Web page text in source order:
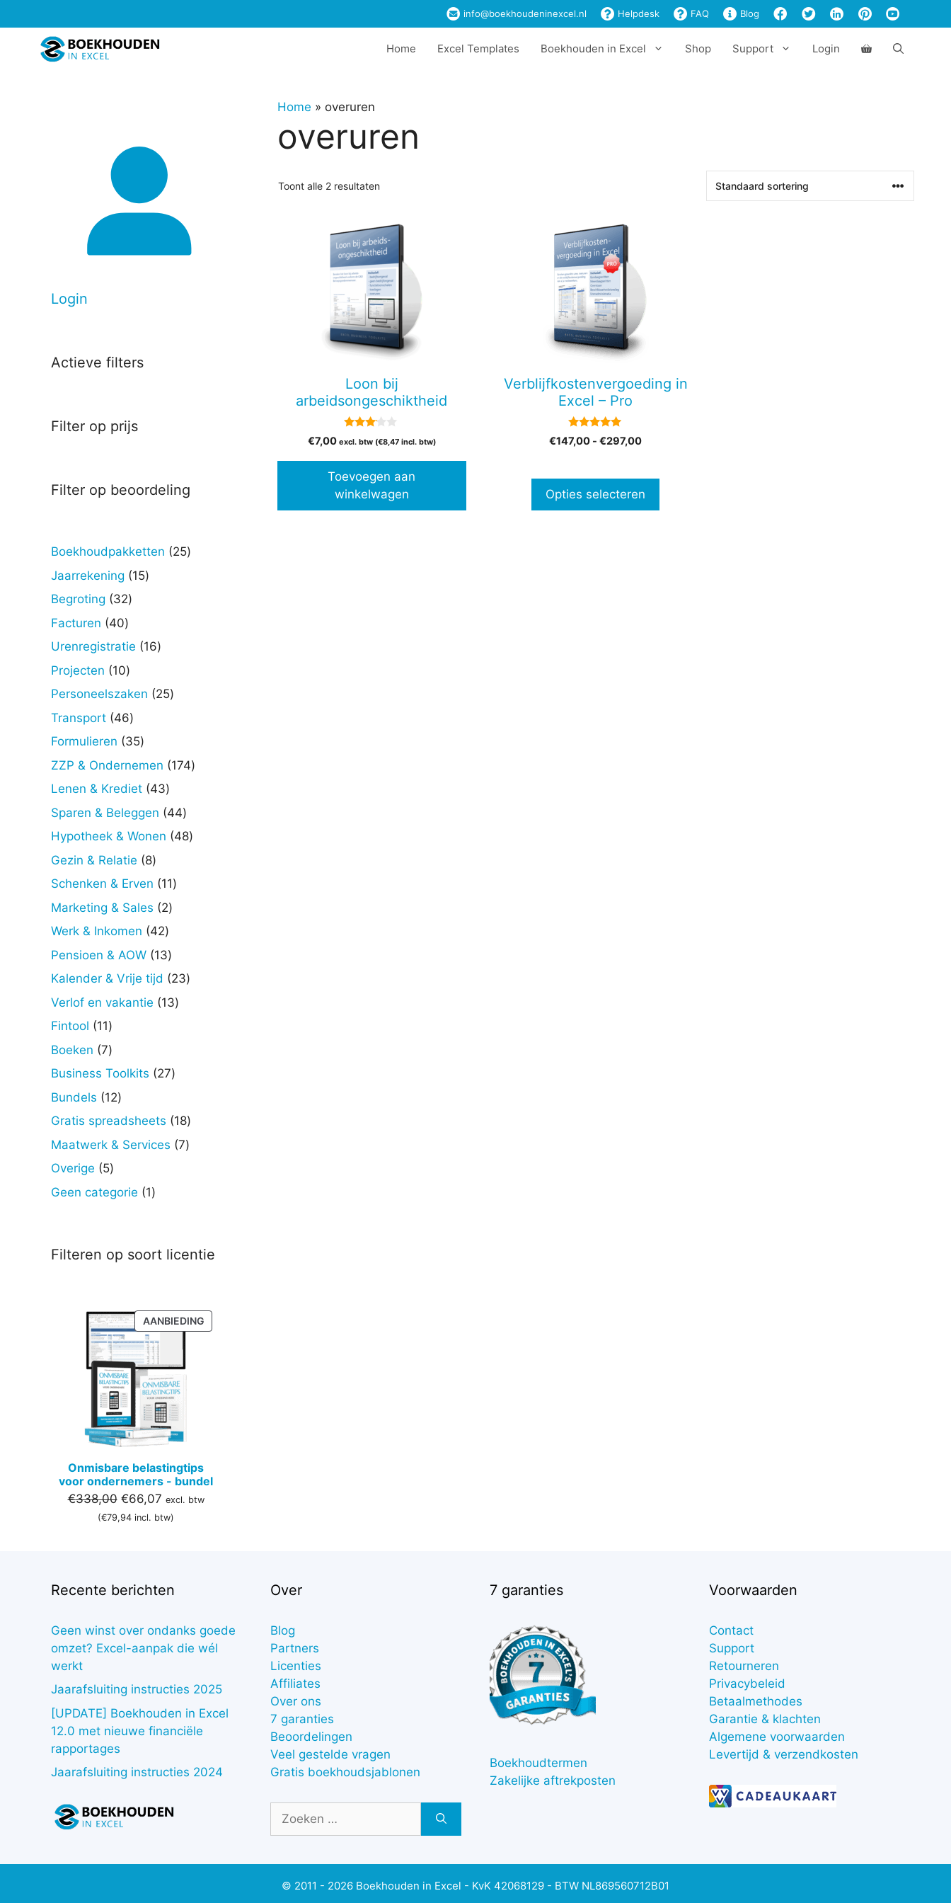
naar
info@boekhoudeninexcel.nl Helpdesk FAQ Blog
Home Excel Templates Boekhouden in Excel Shop Support Login
Home » overuren
overuren
Toont alle 2 resultaten
Loon bij
arbeidsongeschiktheid
3.00
van 5
€7,00 excl. btw (€8,47incl. btw)
Toevoegen aan
winkelwagen
Verblijfkostenvergoeding in
Excel – Pro
5.00
van 5
€147,00 - €297,00Prijsklasse:
Opties selecteren
worden
productpagina
Login
Actieve filters
Filter op prijs
Filter op beoordeling
Boekhoudpakketten 2525
Jaarrekening 1515
Begroting 3232
Facturen 4040
producten
Urenregistratie 1616
Projecten 1010
producten
Personeelszaken 2525
Transport 4646
producten
Formulieren 3535
producten
ZZP & Ondernemen 174174
Lenen & Krediet 4343
producten
Sparen & Beleggen 4444
producten
Hypotheek & Wonen 4848
Gezin & Relatie 88
producten
Schenken & Erven 1111
Marketing & Sales 22
Werk & Inkomen 4242
producten
Pensioen & AOW 1313
producten
Kalender & Vrije tijd 2323
Verlof en vakantie 1313
Fintool 1111
producten
Boeken 77
producten
Business Toolkits 2727
Bundels 1212
producten
Gratis spreadsheets 1818
producten
Maatwerk & Services 77
Overige 55
producten
Geen categorie 11
Filteren op soort licentie
AANBIEDINGPRODUCT
IN
Onmisbare belastingtips
voor ondernemers - bundel
€338,00 Oorspronkelijke
prijs
€66,07Huidige
prijs
excl. btw
(€79,94 incl. btw)
Recente berichten
Geen winst over ondanks goede
omzet? Excel-aanpak die wél
werkt
Jaarafsluiting instructies 2025
[UPDATE] Boekhouden in Excel
12.0 met nieuwe financiële
rapportages
Jaarafsluiting instructies 2024
Over
Blog
Partners
Licenties
Affiliates
Over ons
7 garanties
Beoordelingen
Veel gestelde vragen
Gratis boekhoudsjablonen
naar:
7 garanties
Boekhoudtermen
Zakelijke aftrekposten
Voorwaarden
Contact
Support
Retourneren
Privacybeleid
Betaalmethodes
Garantie & klachten
Algemene voorwaarden
Levertijd & verzendkosten
© 2011 - 2026 Boekhouden in Excel - KvK 42068129 - BTW NL869560712B01